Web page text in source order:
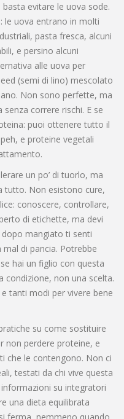
basta evitare le uova sode.
le uova entrano in molti
pasta fresca, alcuni
e persino alcuni
alle uova per
(semi di lino) mescolato
Non sono perfette, ma
correre rischi. E se
puoi ottenere tutto il
e proteine vegetali
un po’ di tuorlo, ma
tutto. Non esistono cure,
conoscere, controllare,
di etichette, ma devi
dopo mangiato ti senti
di pancia. Potrebbe
hai un figlio con questa
condizione, non una scelta.
tanti modi per vivere bene
su come sostituire
non perdere proteine, e
che le contengono. Non ci
testati da chi vive questa
su integratori
una dieta equilibrata